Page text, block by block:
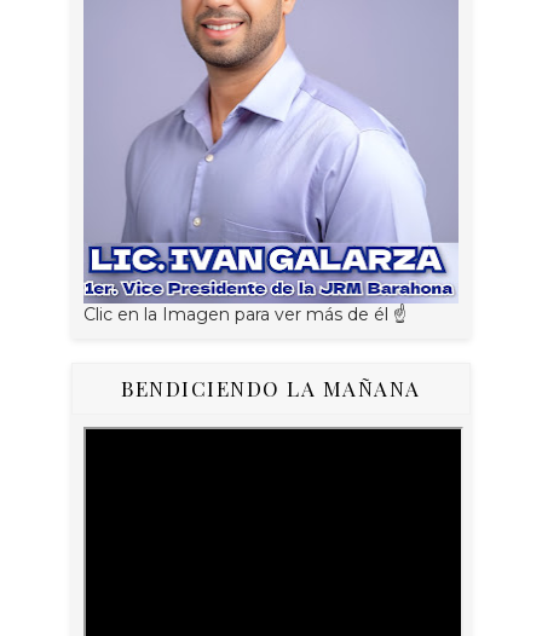
Clic en la Imagen para ver más de él ☝
BENDICIENDO LA MAÑANA